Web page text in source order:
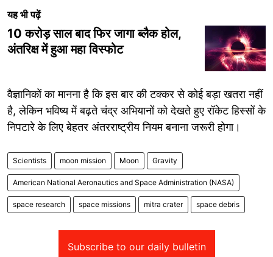
यह भी पढ़ें
10 करोड़ साल बाद फिर जागा ब्लैक होल,
अंतरिक्ष में हुआ महा विस्फोट
वैज्ञानिकों का मानना है कि इस बार की टक्कर से कोई बड़ा खतरा नहीं
है, लेकिन भविष्य में बढ़ते चंद्र अभियानों को देखते हुए रॉकेट हिस्सों के
निपटारे के लिए बेहतर अंतरराष्ट्रीय नियम बनाना जरूरी होगा।
Scientists moon mission Moon Gravity
American National Aeronautics and Space Administration (NASA)
space research space missions mitra crater space debris
Subscribe to our daily bulletin